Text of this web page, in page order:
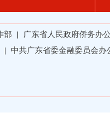
部 | 广东省人民政府侨务办
| 中共广东省委金融委员会办